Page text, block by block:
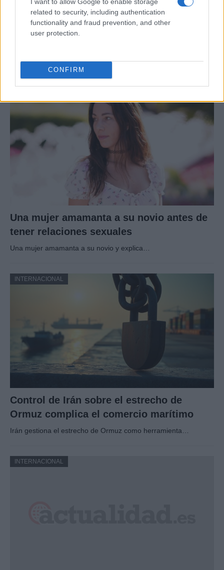
related to security, including authentication
functionality and fraud prevention, and other
user protection.
CONFIRM
Jornadas Nacionales de Movilidad
La Universidad de Jaén será el epicentro del…
Una mujer amamanta a su novio antes de
tener relaciones sexuales
Una mujer amamanta a su novio y explica…
INTERNACIONAL
Control de Irán sobre el estrecho de
Ormuz complica el comercio marítimo
Irán gestiona el estrecho de Ormuz como herramienta…
INTERNACIONAL